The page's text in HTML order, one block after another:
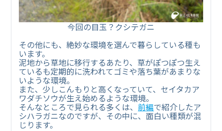
今回の目玉？クシテガニ
その他にも、絶妙な環境を選んで暮らしている種も
います。
泥地から草地に移行するあたり、草がぽつぽつ生え
ているも定期的に洗われてゴミや落ち葉があまりな
いような環境。
また、少しこんもりと高くなっていて、セイタカア
ワダチソウが生え始めるような環境。
そんなところで見られる多くは、前編で紹介したア
シハラガニなのですが、その中に、面白い種類が混
じります。